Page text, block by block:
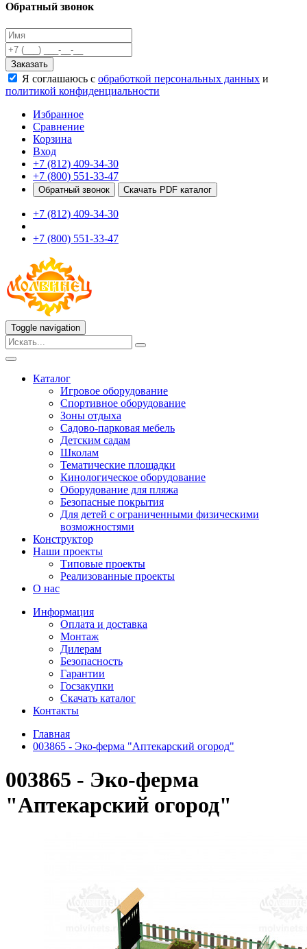
Домики-беседки
Развивающие игровые элементы
ПДД для детей
Безопасные покрытия
Спортивные комплексы от 3 до 7 лет
Входные арки
Информационные стойки
Ограждения
Для детей с ограниченными возможностями
Школам
Игровые комплексы от 5 до 12 лет
Спортивные элементы
Тренажеры
Теннисные столы
Спортивные ворота
Спортивные стойки
Оборудование для ГТО
Информационные стойки
Ограждения
Безопасные покрытия
Игровые комплексы от 5 до 12 лет
Горки
Игровые элементы
Качели балансирные
Качалки на пружине
Качели
Песочницы
Песочные городки
Детские столики и скамьи
Домики-беседки
Теневые навесы и сцены
Развивающие игровые элементы
ПДД для детей
Спортивное оборудование
Кинологическое оборудование
Оборудование для пляжа
Для детей с ограниченными физическими
возможностями
Обратный звонок
Заказать
Я соглашаюсь с обработкой персональных данных и
политикой конфиденциальности
Избранное
Сравнение
Корзина
Вход
+7 (812) 409-34-30
+7 (800) 551-33-47
Обратный звонок Скачать PDF каталог
+7 (812) 409-34-30
+7 (800) 551-33-47
Toggle navigation
Каталог
Игровое оборудование
Спортивное оборудование
Зоны отдыха
Садово-парковая мебель
Детским садам
Школам
Тематические площадки
Кинологическое оборудование
Оборудование для пляжа
Безопасные покрытия
Для детей с ограниченными физическими
возможностями
Конструктор
Наши проекты
Типовые проекты
Реализованные проекты
О нас
Информация
Оплата и доставка
Монтаж
Дилерам
Безопасность
Гарантии
Госзакупки
Скачать каталог
Контакты
Главная
003865 - Эко-ферма "Аптекарский огород"
003865 - Эко-ферма
"Аптекарский огород"